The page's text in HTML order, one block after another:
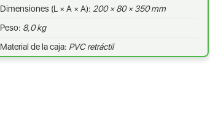
Dimensiones (L × A × A): 200 × 80 × 350 mm
Peso: 8,0 kg
Material de la caja: PVC retráctil